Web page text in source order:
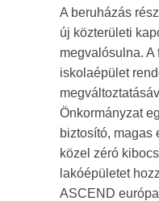
A beruházás
új közterületi
megvalósulna.
iskolaépület
Önkormányzat
biztosító, magas
közel zéró
lakóépületet
ASCEND